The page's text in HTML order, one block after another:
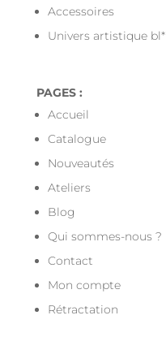
Accessoires
Univers artistique bl*
PAGES :
Accueil
Catalogue
Nouveautés
Ateliers
Blog
Qui sommes-nous ?
Contact
Mon compte
Rétractation